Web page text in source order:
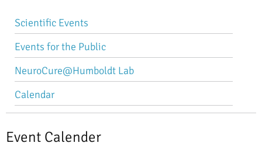
Skip
navigation
Scientific Events
Events for the Public
NeuroCure@Humboldt Lab
Calendar
Event Calender